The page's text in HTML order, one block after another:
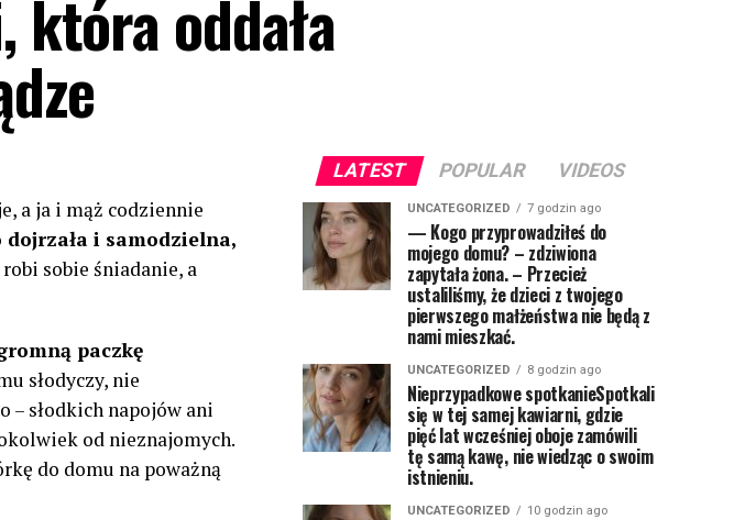
oddała
a ja i mąż codziennie
i samodzielna,
sobie śniadanie, a
paczkę
słodyczy, nie
– słodkich napojów ani
od nieznajomych.
do domu na poważną
LATEST POPULAR VIDEOS
UNCATEGORIZED 7 godzin ago
— Kogo przyprowadziłeś do
mojego domu? – zdziwiona
zapytała żona. – Przecież
ustaliliśmy, że dzieci z twojego
pierwszego małżeństwa nie będą z
nami mieszkać.
UNCATEGORIZED 8 godzin ago
Nieprzypadkowe spotkanieSpotkali
się w tej samej kawiarni, gdzie
pięć lat wcześniej oboje zamówili
tę samą kawę, nie wiedząc o swoim
istnieniu.
UNCATEGORIZED 10 godzin ago